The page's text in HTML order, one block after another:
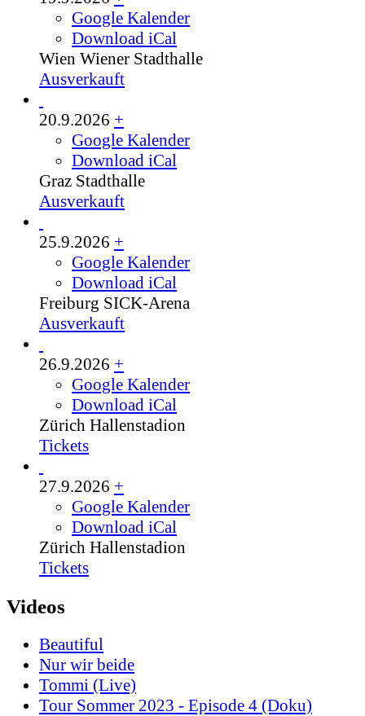
Google Kalender
Download iCal
Wien Wiener Stadthalle
Ausverkauft
20.9.2026 +
Google Kalender
Download iCal
Graz Stadthalle
Ausverkauft
25.9.2026 +
Google Kalender
Download iCal
Freiburg SICK-Arena
Ausverkauft
26.9.2026 +
Google Kalender
Download iCal
Zürich Hallenstadion
Tickets
27.9.2026 +
Google Kalender
Download iCal
Zürich Hallenstadion
Tickets
Videos
Beautiful
Nur wir beide
Tommi (Live)
Tour Sommer 2023 - Episode 4 (Doku)